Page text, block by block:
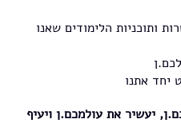
ותוכניות הלימודים שאנו
יחד אתנו
יעשיר את עולמכם.ן ויעיף